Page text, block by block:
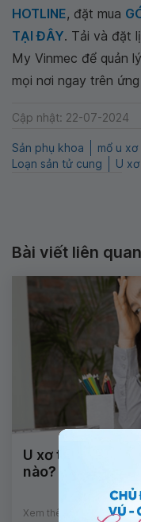
HOTLINE, đặt mua
TẠI ĐÂY. Tải và đặt
My Vinmec để quản
mọi nơi ngay trên
Cập nhật: 22-07-2024
Sản phụ khoa mổ u
Loạn sản tử cung
U
Bài viết liên quan
U xơ tử cung khi
nào?
Xem thêm